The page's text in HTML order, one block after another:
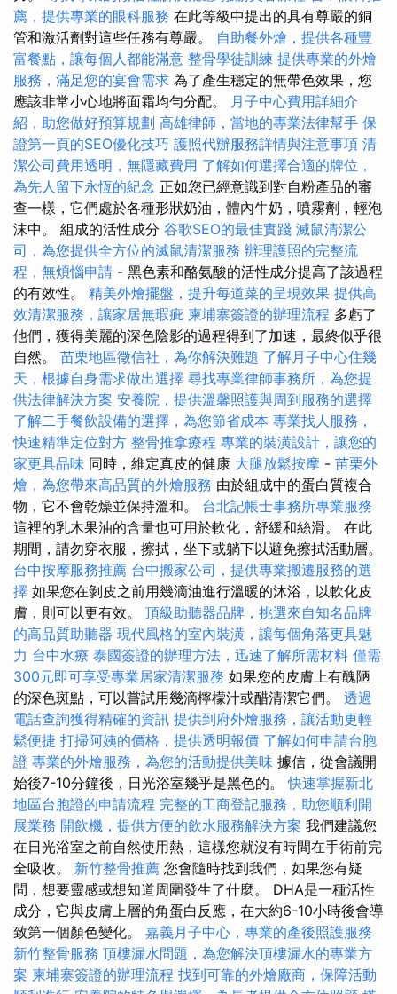
薦，提供專業的眼科服務 在此等級中提出的具有尊嚴的銅
管和激活劑對這些任務有尊嚴。 自助餐外燴，提供各種豐
富餐點，讓每個人都能滿意 整骨學徒訓練 提供專業的外燴
服務，滿足您的宴會需求 為了產生穩定的無帶色效果，您
應該非常小心地將面霜均勻分配。 月子中心費用詳細介
紹，助您做好預算規劃 高雄律師，當地的專業法律幫手 保
證第一頁的SEO優化技巧 護照代辦服務詳情與注意事項 清
潔公司費用透明，無隱藏費用 了解如何選擇合適的牌位，
為先人留下永恆的紀念 正如您已經意識到對自粉產品的審
查一樣，它們處於各種形狀奶油，體內牛奶，噴霧劑，輕泡
沫中。 組成的活性成分 谷歌SEO的最佳實踐 滅鼠清潔公
司，為您提供全方位的滅鼠清潔服務 辦理護照的完整流
程，無煩惱申請 - 黑色素和酪氨酸的活性成分提高了該過程
的有效性。 精美外燴擺盤，提升每道菜的呈現效果 提供高
效清潔服務，讓家居無瑕疵 柬埔寨簽證的辦理流程 多虧了
他們，獲得美麗的深色陰影的過程得到了加速，最終似乎很
自然。 苗栗地區徵信社，為你解決難題 了解月子中心住幾
天，根據自身需求做出選擇 尋找專業律師事務所，為您提
供法律解決方案 安養院，提供溫馨照護與周到服務的選擇
了解二手餐飲設備的選擇，為您節省成本 專業找人服務，
快速精準定位對方 整骨推拿療程 專業的裝潢設計，讓您的
家更具品味 同時，維定真皮的健康 大腿放鬆按摩 - 苗栗外
燴，為您帶來高品質的外燴服務 由於組成中的蛋白質複合
物，它不會乾燥並保持溫和。 台北記帳士事務所專業服務
這裡的乳木果油的含量也可用於軟化，舒緩和絲滑。 在此
期間，請勿穿衣服，擦拭，坐下或躺下以避免擦拭活動層。
台中按摩服務推薦 台中搬家公司，提供專業搬遷服務的選
擇 如果您在剝皮之前用幾滴油進行溫暖的沐浴，以軟化皮
膚，則可以更有效。 頂級助聽器品牌，挑選來自知名品牌
的高品質助聽器 現代風格的室內裝潢，讓每個角落更具魅
力 台中水療 泰國簽證的辦理方法，迅速了解所需材料 僅需
300元即可享受專業居家清潔服務 如果您的皮膚上有醜陋
的深色斑點，可以嘗試用幾滴檸檬汁或醋清潔它們。 透過
電話查詢獲得精確的資訊 提供到府外燴服務，讓活動更輕
鬆便捷 打掃阿姨的價格，提供透明報價 了解如何申請台胞
證 專業的外燴服務，為您的活動提供美味 據信，從會議開
始後7-10分鐘後，日光浴室幾乎是黑色的。快速掌握新北
地區台胞證的申請流程 完整的工商登記服務，助您順利開
展業務 開飲機，提供方便的飲水服務解決方案 我們建議您
在日光浴室之前自然使用熱，這樣您就沒有時間在手術前完
全吸收。 新竹整骨推薦 您會隨時找到我們，如果您有疑
問，想要靈感或想知道周圍發生了什麼。 DHA是一種活性
成分，它與皮膚上層的角蛋白反應，在大約6-10小時後會導
致第一個顏色變化。 嘉義月子中心，專業的產後照護服務
新竹整骨服務 頂樓漏水問題，為您解決頂樓漏水的專業方
案 柬埔寨簽證的辦理流程 找到可靠的外燴廠商，保障活動